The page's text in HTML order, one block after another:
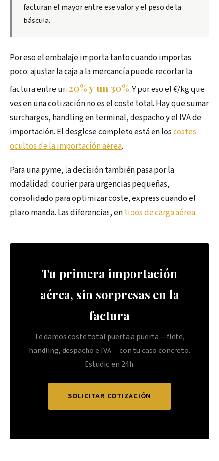
facturan el mayor entre ese valor y el peso de la
báscula.
Por eso el embalaje importa tanto cuando importas
poco: ajustar la caja a la mercancía puede recortar la
factura entre un20% y un 30%. Y por eso el €/kg que
ves en una cotización no es el coste total. Hay que sumar
surcharges, handling en terminal, despacho y el IVA de
importación. El desglose completo está en loscostes
ocultos de la importación aérea.
Para una pyme, la decisión también pasa por la
modalidad: courier para urgencias pequeñas,
consolidado para optimizar coste, express cuando el
plazo manda. Las diferencias, entipos de carga aérea.
Tu primera importación
aérea, sin sorpresas en la
factura
Te damos coste total puerta a puerta —flete,
handling, despacho e IVA— con tu caso concreto.
Estudio en 24h.
SOLICITAR COTIZACIÓN